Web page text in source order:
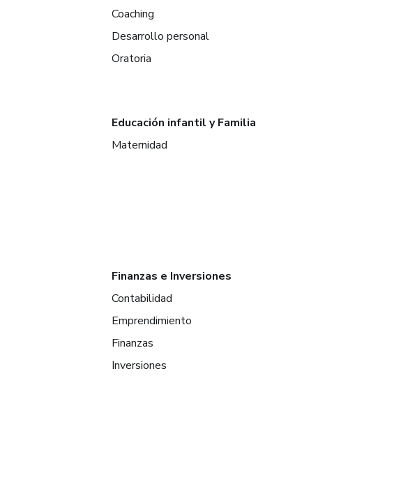
Coaching
Desarrollo personal
Oratoria
Educación infantil y Familia
Maternidad
Finanzas e Inversiones
Contabilidad
Emprendimiento
Finanzas
Inversiones